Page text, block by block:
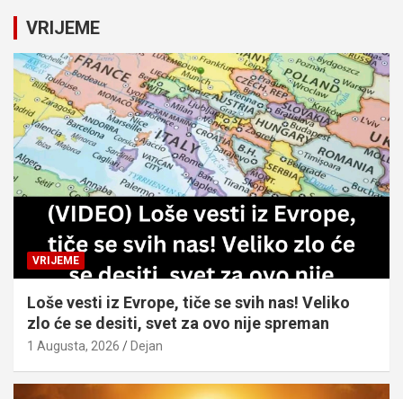
c
h
VRIJEME
VRIJEME
Loše vesti iz Evrope, tiče se svih nas! Veliko
zlo će se desiti, svet za ovo nije spreman
1 Augusta, 2026 Dejan